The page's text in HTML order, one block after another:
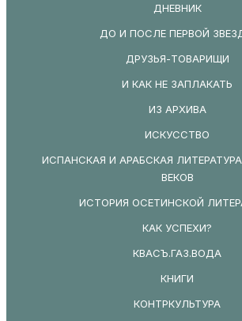
ДНЕВНИК
ДО И ПОСЛЕ ПЕРВОЙ
ДРУЗЬЯ-ТОВАРИЩИ
И КАК НЕ ЗАПЛАКАТЬ
ИЗ АРХИВА
ИСКУССТВО
ИСПАНСКАЯ И АРАБСКАЯ
ВЕКОВ
ИСТОРИЯ ОСЕТИНСКОЙ
КАК УСПЕХИ?
КВАСЪ.ГАЗ.ВОДА
КНИГИ
КОНТРКУЛЬТУРА